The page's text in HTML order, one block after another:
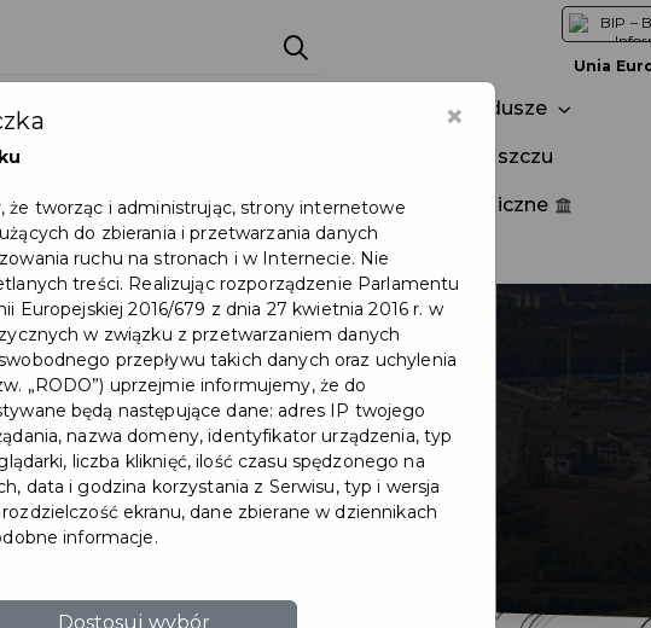
Unia
Fundusze
Zainwestuj w Pruszczu
Załatw sprawę Zamówienia publiczne
Ochrona ludności
×
że tworząc i administrując, strony internetowe
do zbierania i przetwarzania danych
ruchu na stronach i w Internecie. Nie
treści. Realizując rozporządzenie Parlamentu
Europejskiej 2016/679 z dnia 27 kwietnia 2016 r. w
w związku z przetwarzaniem danych
przepływu takich danych oraz uchylenia
„RODO”) uprzejmie informujemy, że do
będą następujące dane: adres IP twojego
nazwa domeny, identyfikator urządzenia, typ
liczba kliknięć, ilość czasu spędzonego na
data i godzina korzystania z Serwisu, typ i wersja
ekranu, dane zbierane w dziennikach
informacje.
Dostosuj wybór